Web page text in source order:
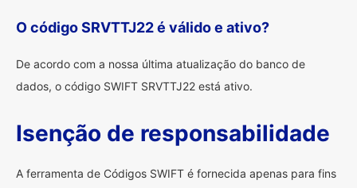
O código SRVTTJ22 é válido e ativo?
De acordo com a nossa última atualização do banco de
dados, o código SWIFT SRVTTJ22 está ativo.
Isenção de responsabilidade
A ferramenta de Códigos SWIFT é fornecida apenas para fins